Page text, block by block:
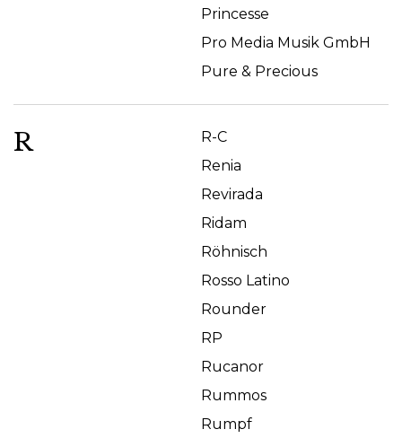
Princesse
Pro Media Musik GmbH
Pure & Precious
R
R-C
Renia
Revirada
Ridam
Röhnisch
Rosso Latino
Rounder
RP
Rucanor
Rummos
Rumpf